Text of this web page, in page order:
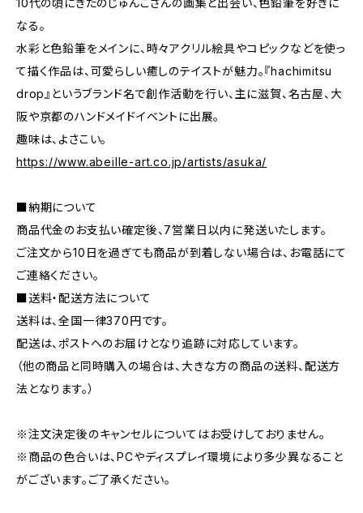
10代の頃にきたのじゅんこさんの画集と出会い、色鉛筆を好きに
なる。
水彩と色鉛筆をメインに、時々アクリル絵具やコピックなどを使っ
て描く作品は、可愛らしい癒しのテイストが魅力。『hachimitsu
drop』というブランド名で創作活動を行い、主に滋賀、名古屋、大
阪や京都のハンドメイドイベントに出展。
趣味は、よさこい。
https://www.abeille-art.co.jp/artists/asuka/
■納期について
商品代金のお支払い確定後、7営業日以内に発送いたします。
ご注文から10日を過ぎても商品が到着しない場合は、お電話にて
ご連絡ください。
■送料・配送方法について
送料は、全国一律370円です。
配送は、ポストへのお届けとなり追跡に対応しています。
（他の商品と同時購入の場合は、大きな方の商品の送料、配送方
法となります。）
※注文決定後のキャンセルについてはお受けしておりません。
※商品の色合いは、PCやディスプレイ環境により多少異なること
がございます。ご了承ください。